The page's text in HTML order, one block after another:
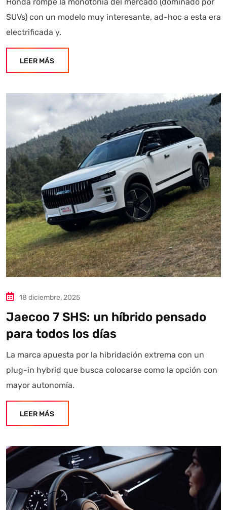
SUVs) con un modelo muy interesante, ad-hoc a esta era
electrificada y.
LEER MÁS
18 diciembre, 2025
Jaecoo 7 SHS: un híbrido pensado
para todos los días
La marca apuesta por la hibridación extrema con un
plug-in hybrid que busca colocarse como la opción con
mayor autonomía.
LEER MÁS
Autoanalítica IA
Estoy aquí para encontrar lo que necesitas. ¿Qué estás
buscando? "Este asistente con IA (OpenAI) ofrece
información referencial que puede contener errores.
Asistente con IA en desarrollo. Autoanalítica optimiza
diariamente su exactitud."